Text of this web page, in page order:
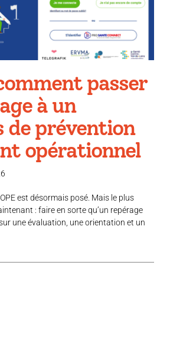
passer
à un
de prévention
opérationnel
est désormais posé. Mais le plus
: faire en sorte qu’un repérage
une évaluation, une orientation et un